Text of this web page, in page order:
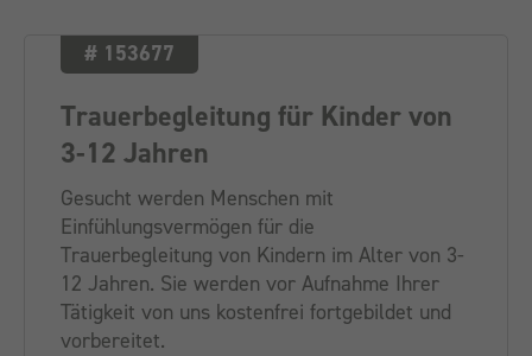
# 153677
Trauerbegleitung für Kinder von
3-12 Jahren
Gesucht werden Menschen mit
Einfühlungsvermögen für die
Trauerbegleitung von Kindern im Alter von 3-
12 Jahren. Sie werden vor Aufnahme Ihrer
Tätigkeit von uns kostenfrei fortgebildet und
vorbereitet.